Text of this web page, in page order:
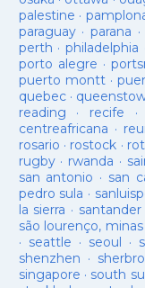
palestine ·
paraguay· parana
perth ·philadelphia
porto alegre ·
puerto montt·
quebec·
reading · recife ·
centreafricana ·
rosario · rostock ·
rugby· rwanda ·
san antonio · san
pedro sula ·
la sierra · santander
são lourenço,
· seattle · seoul ·
shenzhen ·
singapore · south